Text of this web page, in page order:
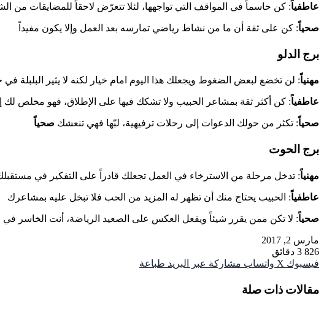
عاطفياً: كن حاسماً في المواقف التي تواجهها، لئلا تتعرّض لاحقاً للمضايقات من
صحياً: كن على ثقة أن ما من نشاط رياضي تمارسه بعد العمل وإلا يكون مفيداً
برج الدلو
مهنياً: لن تخضع لبعض الضغوط ويجعلك هذا اليوم امام خيار لكنه لا يثير البلبلة في
عاطفياً: كن أكثر ثقة بمشاعر الحبيب ولا تشكك فيها على الإطلاق، فهو مخلص لك
صحياً: تكثر من حولك الدعوات إلى رحلات ترفيهية، لبّها فهي تنعشك صحياً
برج الحوت
مهنياً: تدخل مرحلة من الاسترخاء في العمل تجعلك قادراً على التفكير في
عاطفياً: الحبيب يحتاج منك أن تظهر له المزيد من الحب فلا تبخل عليه بمشاعرك
صحياً: لا تكن ممن يقرر شيئاً ويفعل العكس على الصعيد الرياضة، أنت الخاسر في
مارس 2, 2017
826 3 دقائق
فيسبوك ‫X واتساب مشاركة عبر البريد طباعة
مقالات ذات صلة